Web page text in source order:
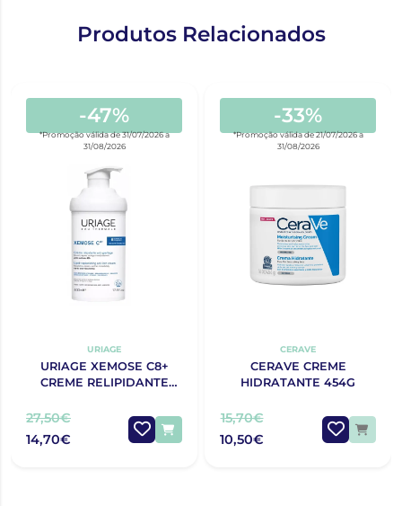
Produtos Relacionados
-47%
*Promoção válida de 31/07/2026 a
31/08/2026
URIAGE
URIAGE XEMOSE C8+
CREME RELIPIDANTE
27,50€
14,70€
-33%
*Promoção válida de 21/07/2026 a
31/08/2026
CERAVE
CERAVE CREME
HIDRATANTE 454G
15,70€
10,50€